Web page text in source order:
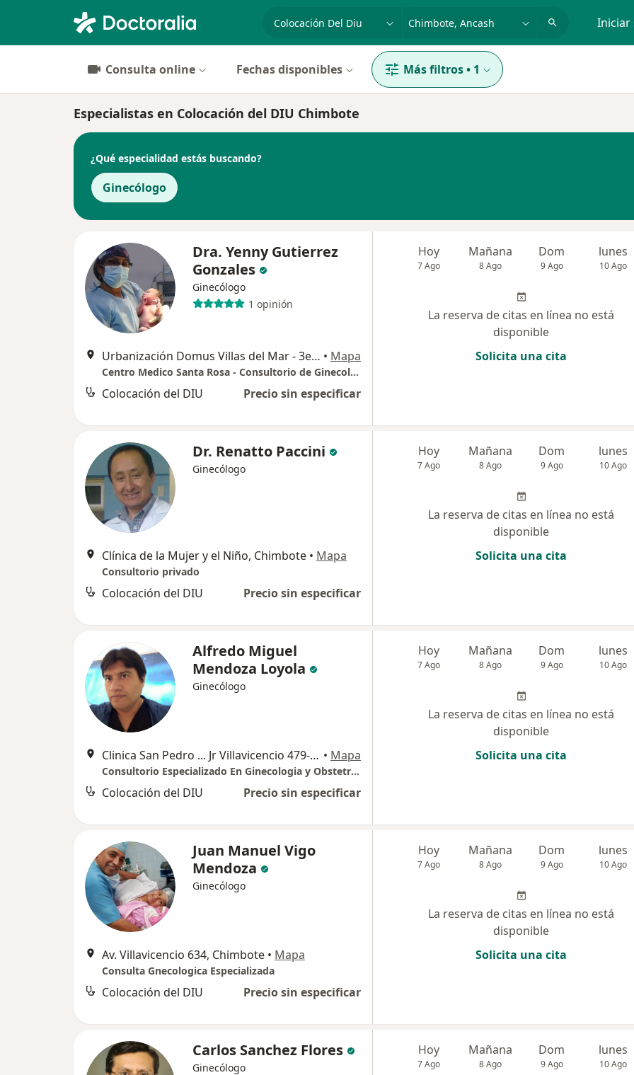
especialidad, enfermedad o nombre Iniciar
Consulta online Fechas disponibles Más filtros• 1
Especialistas en Colocación del DIU Chimbote
¿Qué especialidad estás buscando?
Ginecólogo
Dra. Yenny Gutierrez
Gonzales
Ginecólogo
1 opinión
Urbanización Domus Villas del Mar - 3era Etapa Mz F3 - Lt 32 - Nuevo Chimbote - Ref: Plaza Vea - (9-22-389-356), Chimbote • Mapa
Centro Medico Santa Rosa - Consultorio de Ginecología y otras especialidades -
Colocación del DIU Precio sin especificar
Hoy
7 Ago
Mañana
8 Ago
Dom
9 Ago
lunes
10 Ago
La reserva de citas en línea no está
disponible
Solicita una cita
Dr. Renatto Paccini
Ginecólogo
Clínica de la Mujer y el Niño, Chimbote • Mapa
Consultorio privado
Colocación del DIU Precio sin especificar
Hoy
7 Ago
Mañana
8 Ago
Dom
9 Ago
lunes
10 Ago
La reserva de citas en línea no está
disponible
Solicita una cita
Alfredo Miguel
Mendoza Loyola
Ginecólogo
Clinica San Pedro ... Jr Villavicencio 479-481 ...Chimbite, Chimbote • Mapa
Consultorio Especializado En Ginecologia y Obstetricia Cego
Colocación del DIU Precio sin especificar
Hoy
7 Ago
Mañana
8 Ago
Dom
9 Ago
lunes
10 Ago
La reserva de citas en línea no está
disponible
Solicita una cita
Juan Manuel Vigo
Mendoza
Ginecólogo
Av. Villavicencio 634, Chimbote • Mapa
Consulta Gnecologica Especializada
Colocación del DIU Precio sin especificar
Hoy
7 Ago
Mañana
8 Ago
Dom
9 Ago
lunes
10 Ago
La reserva de citas en línea no está
disponible
Solicita una cita
Carlos Sanchez Flores
Ginecólogo
Hoy
7 Ago
Mañana
8 Ago
Dom
9 Ago
lunes
10 Ago